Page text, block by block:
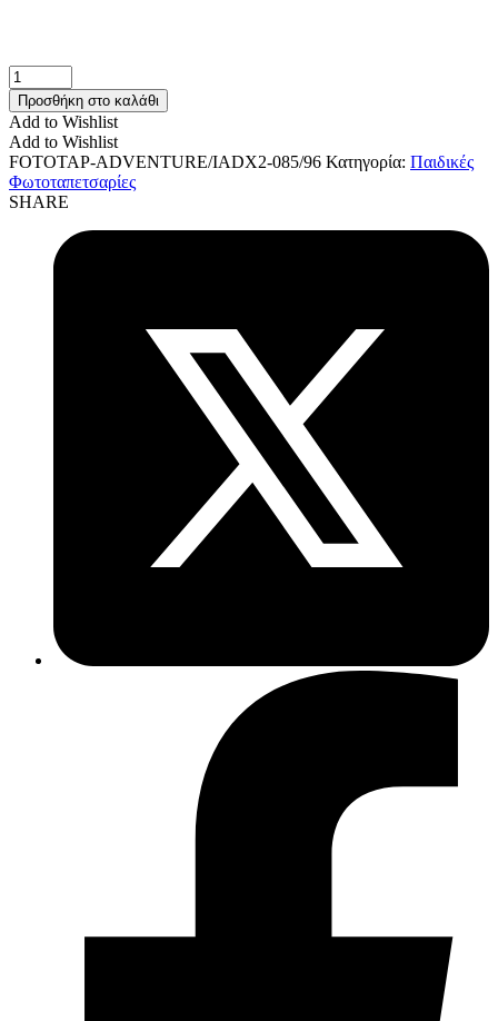
Παιδική
φωτοταπετσαρία
"Spider-
Man
Classic
Climb"
IADX2-
085/96
ποσότητα
Προσθήκη στο καλάθι
Add to Wishlist
Add to Wishlist
FOTOTAP-ADVENTURE/IADX2-085/96 Κατηγορία: Παιδικές
Φωτοταπετσαρίες
SHARE